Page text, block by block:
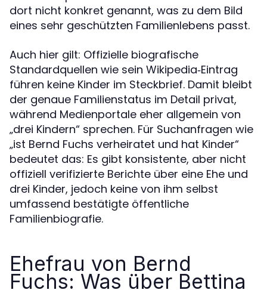
dort nicht konkret genannt, was zu dem Bild
eines sehr geschützten Familienlebens passt.
Auch hier gilt: Offizielle biografische
Standardquellen wie sein Wikipedia‑Eintrag
führen keine Kinder im Steckbrief. Damit bleibt
der genaue Familienstatus im Detail privat,
während Medienportale eher allgemein von
„drei Kindern“ sprechen. Für Suchanfragen wie
„ist Bernd Fuchs verheiratet und hat Kinder“
bedeutet das: Es gibt konsistente, aber nicht
offiziell verifizierte Berichte über eine Ehe und
drei Kinder, jedoch keine von ihm selbst
umfassend bestätigte öffentliche
Familienbiografie.
Ehefrau von Bernd
Fuchs: Was über Bettina